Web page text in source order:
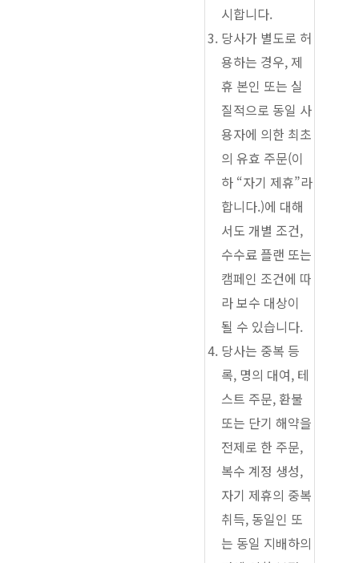
시합니다.
당사가 별도로 허
용하는 경우, 제
휴 본인 또는 실
질적으로 동일 사
용자에 의한 최초
의 유효 주문(이
하 “자기 제휴”라
합니다.)에 대해
서도 개별 조건,
수수료 플랜 또는
캠페인 조건에 따
라 보수 대상이
될 수 있습니다.
당사는 중복 등
록, 명의 대여, 테
스트 주문, 환불
또는 단기 해약을
전제로 한 주문,
복수 계정 생성,
자기 제휴의 중복
취득, 동일인 또
는 동일 지배하의